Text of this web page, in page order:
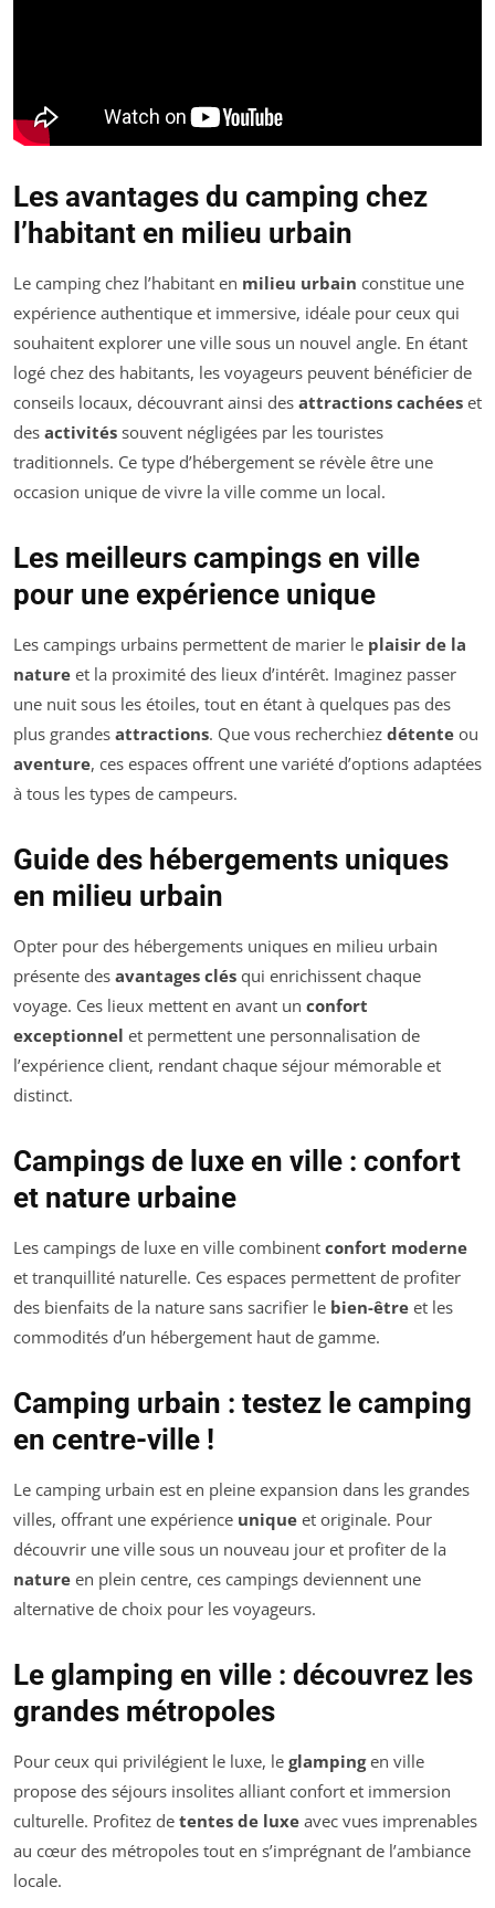
Les avantages du camping chez
l’habitant en milieu urbain
Le camping chez l’habitant en milieu urbain constitue une
expérience authentique et immersive, idéale pour ceux qui
souhaitent explorer une ville sous un nouvel angle. En étant
logé chez des habitants, les voyageurs peuvent bénéficier de
conseils locaux, découvrant ainsi des attractions cachées et
des activités souvent négligées par les touristes
traditionnels. Ce type d’hébergement se révèle être une
occasion unique de vivre la ville comme un local.
Les meilleurs campings en ville
pour une expérience unique
Les campings urbains permettent de marier le plaisir de la
nature et la proximité des lieux d’intérêt. Imaginez passer
une nuit sous les étoiles, tout en étant à quelques pas des
plus grandes attractions. Que vous recherchiez détente ou
aventure, ces espaces offrent une variété d’options adaptées
à tous les types de campeurs.
Guide des hébergements uniques
en milieu urbain
Opter pour des hébergements uniques en milieu urbain
présente des avantages clés qui enrichissent chaque
voyage. Ces lieux mettent en avant un confort
exceptionnel et permettent une personnalisation de
l’expérience client, rendant chaque séjour mémorable et
distinct.
Campings de luxe en ville : confort
et nature urbaine
Les campings de luxe en ville combinent confort moderne
et tranquillité naturelle. Ces espaces permettent de profiter
des bienfaits de la nature sans sacrifier le bien-être et les
commodités d’un hébergement haut de gamme.
Camping urbain : testez le camping
en centre-ville !
Le camping urbain est en pleine expansion dans les grandes
villes, offrant une expérience unique et originale. Pour
découvrir une ville sous un nouveau jour et profiter de la
nature en plein centre, ces campings deviennent une
alternative de choix pour les voyageurs.
Le glamping en ville : découvrez les
grandes métropoles
Pour ceux qui privilégient le luxe, le glampingen ville
propose des séjours insolites alliant confort et immersion
culturelle. Profitez de tentes de luxe avec vues imprenables
au cœur des métropoles tout en s’imprégnant de l’ambiance
locale.